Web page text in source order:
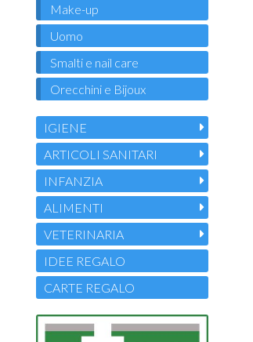
Make-up
Uomo
Smalti e nail care
Orecchini e Bijoux
IGIENE
ARTICOLI SANITARI
INFANZIA
ALIMENTI
VETERINARIA
IDEE REGALO
CARTE REGALO